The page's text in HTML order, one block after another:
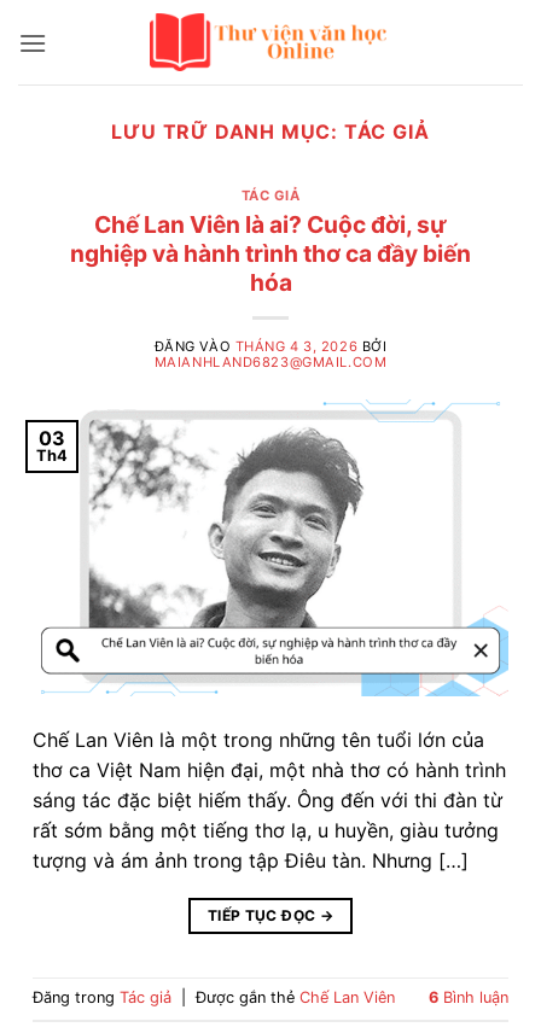
qua
LƯU TRỮ DANH MỤC: TÁC GIẢ
TÁC GIẢ
Chế Lan Viên là ai? Cuộc đời, sự
nghiệp và hành trình thơ ca đầy biến
hóa
ĐĂNG VÀO THÁNG 4 3, 2026 BỞI
MAIANHLAND6823@GMAIL.COM
03
Th4
Chế Lan Viên là một trong những tên tuổi lớn của
thơ ca Việt Nam hiện đại, một nhà thơ có hành trình
sáng tác đặc biệt hiếm thấy. Ông đến với thi đàn từ
rất sớm bằng một tiếng thơ lạ, u huyền, giàu tưởng
tượng và ám ảnh trong tập Điêu tàn. Nhưng […]
TIẾP TỤC ĐỌC →
Đăng trong Tác giả Được gắn thẻ Chế Lan Viên 6 Bình luận